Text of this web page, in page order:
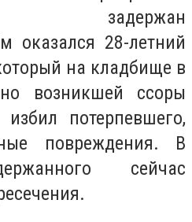
задержан
оказался 28-летний
на кладбище в
возникшей ссоры
потерпевшего,
повреждения. В
сейчас